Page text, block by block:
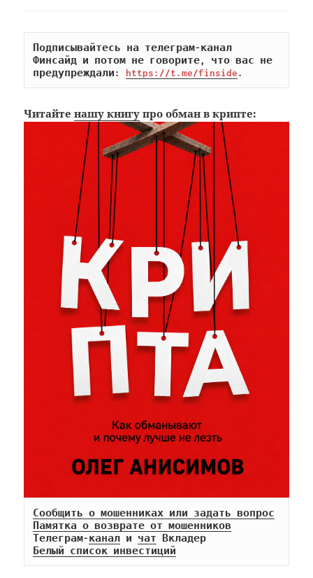
Подписывайтесь на телеграм-канал
Финсайд и потом не говорите, что вас не
предупреждали: https://t.me/finside.
Читайтенашу книгу про обман в крипте:
Сообщить о мошенниках или задать вопрос
Памятка о возврате от мошенников
Телеграм-канал и чат
Белый список инвестиций